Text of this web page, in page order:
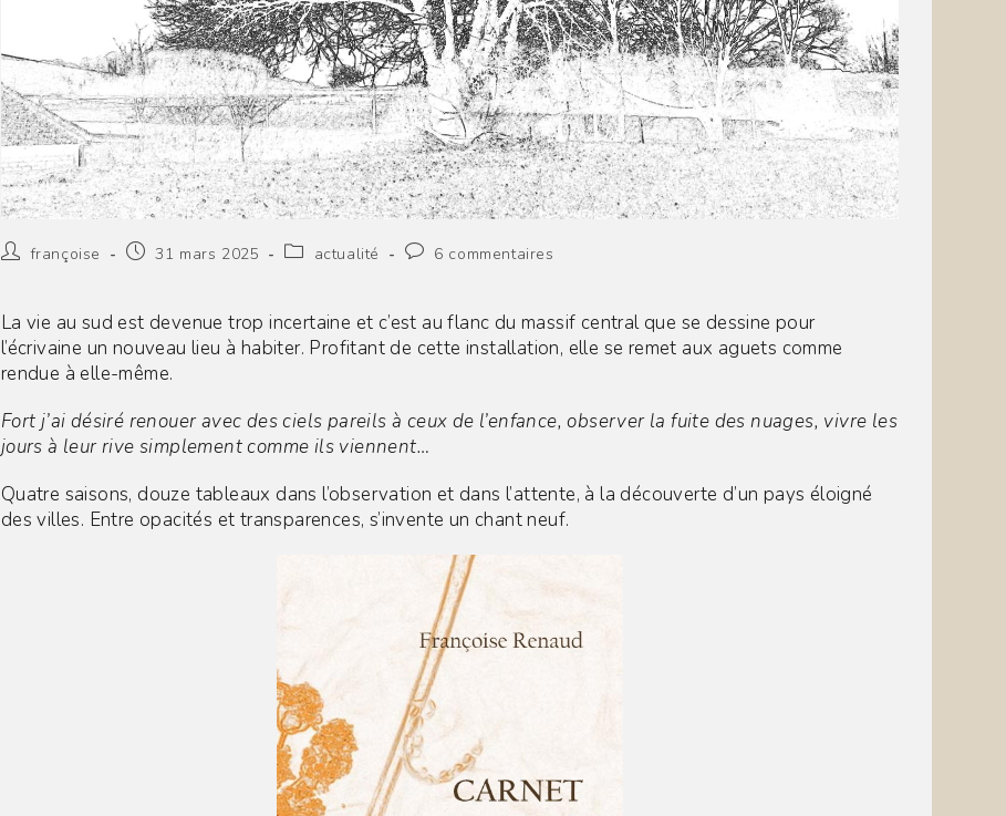
Auteur/autrice
publication :
françoise
Publication
31 mars 2025
Postactualité
Commentaires
publication :
6 commentaires
La vie au sud est devenue trop incertaine et c’est au flanc du massif central que se dessine pour
l’écrivaine un nouveau lieu à habiter. Profitant de cette installation, elle se remet aux aguets comme
rendue à elle-même.
Fort j’ai désiré renouer avec des ciels pareils à ceux de l’enfance, observer la fuite des nuages, vivre les
jours à leur rive simplement comme ils viennent…
Quatre saisons, douze tableaux dans l’observation et dans l’attente, à la découverte d’un pays éloigné
des villes. Entre opacités et transparences, s’invente un chant neuf.